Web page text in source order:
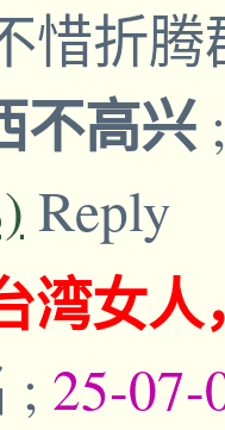
惜折
不高兴
Reply
湾女
; 25-